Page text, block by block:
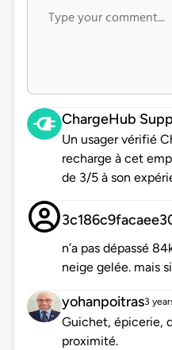
ChargeHub
Un usager vérifié
recharge à cet
de 3/5 à son
n’a pas dépassé
neige gelée. mais
yohanpoitras3
Guichet, épicerie,
proximité.